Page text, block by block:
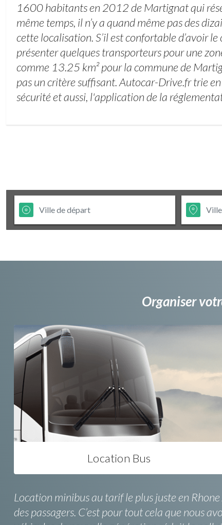
1600 habitants en 2012 de Martignat qui
même temps, il n’y a quand même pas des
cette localisation. S’il est confortable d’avoir
présenter quelques transporteurs pour une
comme 13.25 km² pour la commune de
pas un critère suffisant. Autocar-Drive.fr trie
sécurité et aussi, l'application de la
Organiser
Location Bus
Location minibus au tarif le plus juste en
des passagers. C’est pour tout cela que nous